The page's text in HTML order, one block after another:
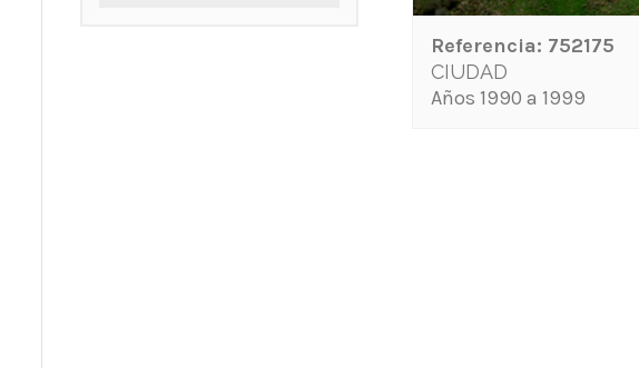
Referencia: 752175
CIUDAD
Años 1990 a 1999